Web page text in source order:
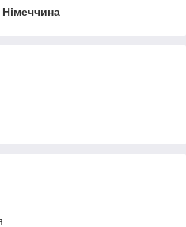
Німеччина